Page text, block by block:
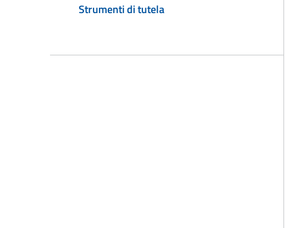
Strumenti di tutela